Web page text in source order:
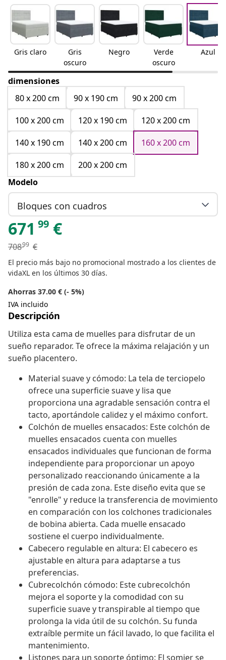
Gris claro
Gris
oscuro
Negro
Verde
oscuro
Azul
dimensiones
80 x 200 cm
90 x 190 cm
90 x 200 cm
100 x 200 cm
120 x 190 cm
120 x 200 cm
140 x 190 cm
140 x 200 cm
160 x 200 cm
180 x 200 cm
200 x 200 cm
Modelo
Bloques con cuadros
671 99 €
70899 €
El precio más bajo no promocional mostrado a los clientes de
vidaXL en los últimos 30 días.
Ahorras 37.00 € (- 5%)
IVA incluido
Descripción
Utiliza esta cama de muelles para disfrutar de un
sueño reparador. Te ofrece la máxima relajación y un
sueño placentero.
Material suave y cómodo: La tela de terciopelo
ofrece una superficie suave y lisa que
proporciona una agradable sensación contra el
tacto, aportándole calidez y el máximo confort.
Colchón de muelles ensacados: Este colchón de
muelles ensacados cuenta con muelles
ensacados individuales que funcionan de forma
independiente para proporcionar un apoyo
personalizado reaccionando únicamente a la
presión de cada zona. Este diseño evita que se
"enrolle" y reduce la transferencia de movimiento
en comparación con los colchones tradicionales
de bobina abierta. Cada muelle ensacado
sostiene el cuerpo individualmente.
Cabecero regulable en altura: El cabecero es
ajustable en altura para adaptarse a tus
preferencias.
Cubrecolchón cómodo: Este cubrecolchón
mejora el soporte y la comodidad con su
superficie suave y transpirable al tiempo que
prolonga la vida útil de su colchón. Su funda
extraíble permite un fácil lavado, lo que facilita el
mantenimiento.
Listones para un soporte óptimo: El somier se